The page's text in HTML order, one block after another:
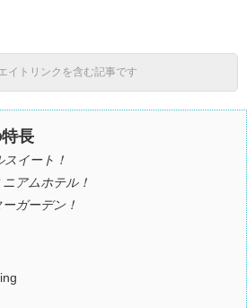
イトリンクを含む記事です
長
イート！
アムホテル！
ガーデン！